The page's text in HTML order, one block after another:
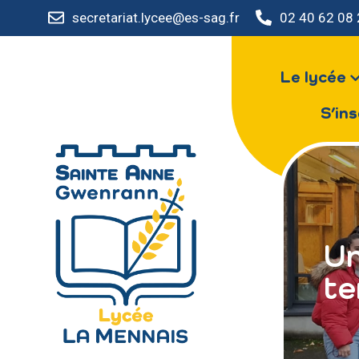
secretariat.lycee@es-sag.fr 02 40 62 08
Le lycée